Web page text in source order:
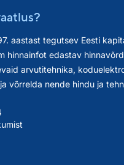
aastast tegutsev Eesti
hinnainfot edastav
arvutitehnika,
võrrelda nende hindu ja